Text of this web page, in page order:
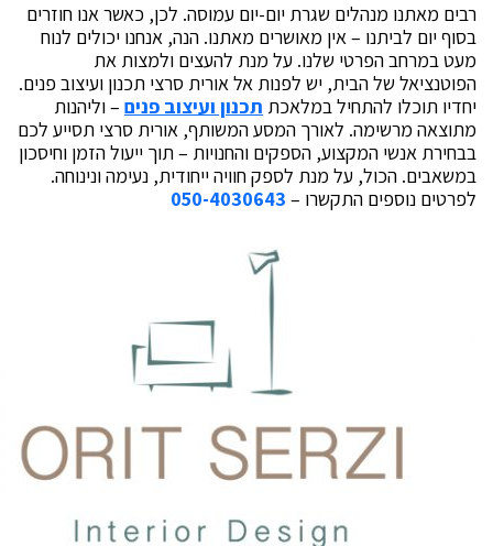
מאתנו מנהלים שגרת יום-יום עמוסה. לכן, כאשר אנו חוזרים
יום לביתנו – אין מאושרים מאתנו. הנה, אנחנו יכולים לנוח
במרחב הפרטי שלנו. על מנת להעצים ולמצות את
של הבית, יש לפנות אל אורית סרצי תכנון ועיצוב פנים.
תוכלו להתחיל במלאכתתכנון ועיצוב פנים– וליהנות
מרשימה. לאורך המסע המשותף, אורית סרצי תסייע לכם
אנשי המקצוע, הספקים והחנויות – תוך ייעול הזמן וחיסכון
הכול, על מנת לספק חוויה ייחודית, נעימה ונינוחה.
נוספים התקשרו –050-4030643